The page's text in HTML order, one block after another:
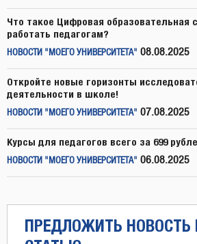
Что такое Цифровая образовательная
работать педагогам?
НОВОСТИ "МОЕГО УНИВЕРСИТЕТА" 08.08.2025
Откройте новые горизонты
деятельности в школе!
НОВОСТИ "МОЕГО УНИВЕРСИТЕТА" 07.08.2025
Курсы для педагогов всего за 699
НОВОСТИ "МОЕГО УНИВЕРСИТЕТА" 06.08.2025
ПРЕДЛОЖИТЬ НОВОСТЬ